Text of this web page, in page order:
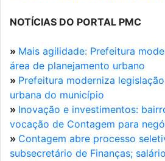
NOTÍCIAS DO PORTAL PMC
» Mais agilidade: Prefeitura
área de planejamento urbano
» Prefeitura moderniza
urbana do município
» Inovação e investimentos:
vocação de Contagem para
» Contagem abre processo
subsecretário de Finanças;